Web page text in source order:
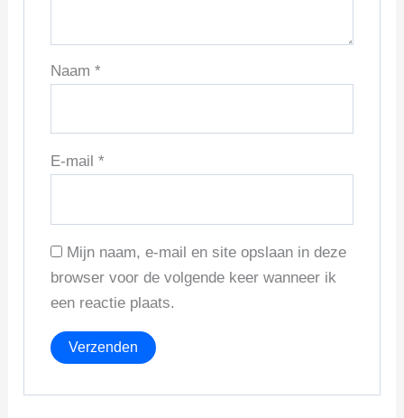
Naam *
E-mail *
Mijn naam, e-mail en site opslaan in deze
browser voor de volgende keer wanneer ik
een reactie plaats.